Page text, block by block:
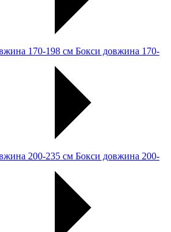
Бокси довжина 170-
Бокси довжина 200-